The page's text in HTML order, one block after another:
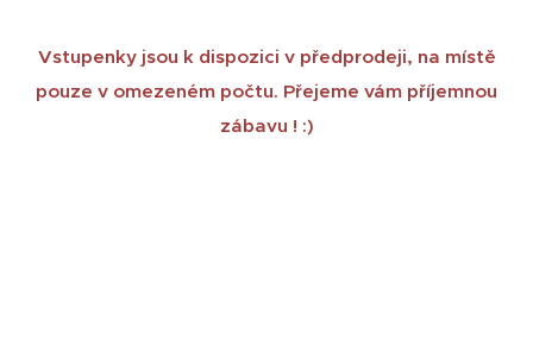
Vstupenky jsou k dispozici v předprodeji, na místě
pouze v omezeném počtu. Přejeme vám příjemnou
zábavu ! :)